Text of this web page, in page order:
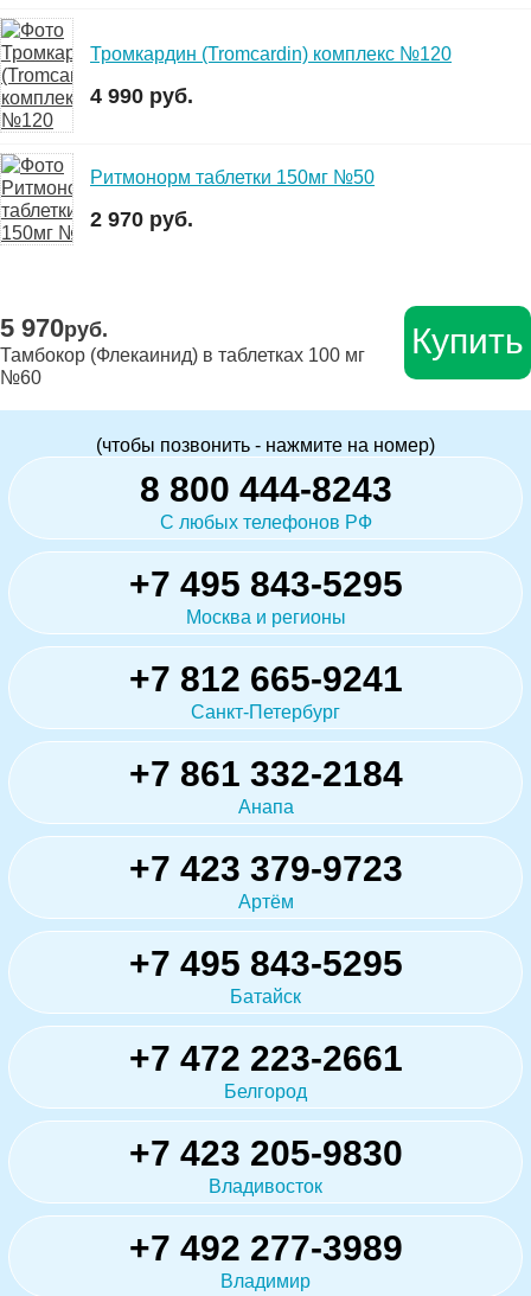
Тромкардин (Tromcardin) комплекс №120
4 990 руб.
Ритмонорм таблетки 150мг №50
2 970 руб.
5 970руб.
Тамбокор (Флекаинид) в таблетках 100 мг
№60
Купить
(чтобы позвонить - нажмите на номер)
8 800 444-8243
С любых телефонов РФ
+7 495 843-5295
Москва и регионы
+7 812 665-9241
Санкт-Петербург
+7 861 332-2184
Анапа
+7 423 379-9723
Артём
+7 495 843-5295
Батайск
+7 472 223-2661
Белгород
+7 423 205-9830
Владивосток
+7 492 277-3989
Владимир